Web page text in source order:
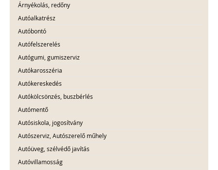
Árnyékolás, redőny
Autóalkatrész
Autóbontó
Autófelszerelés
Autógumi, gumiszerviz
Autókarosszéria
Autókereskedés
Autókölcsönzés, buszbérlés
Autómentő
Autósiskola, jogosítvány
Autószerviz, Autószerelő műhely
Autóüveg, szélvédő javítás
Autóvillamosság